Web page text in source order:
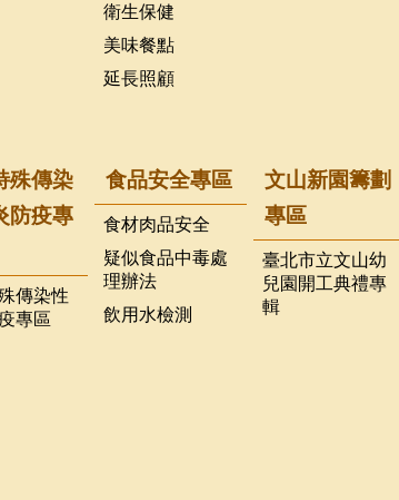
衛生保健
美味餐點
延長照顧
殊傳染
防疫專
傳染性
專區
食品安全專區
食材肉品安全
疑似食品中毒處
理辦法
飲用水檢測
文山新園籌劃
專區
臺北市立文山幼
兒園開工典禮專
輯